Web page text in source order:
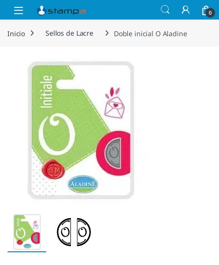
Saltar a la navegación
Saltar al contenido
Open 0
Inicio Sellos de Lacre Doble inicial O Aladine